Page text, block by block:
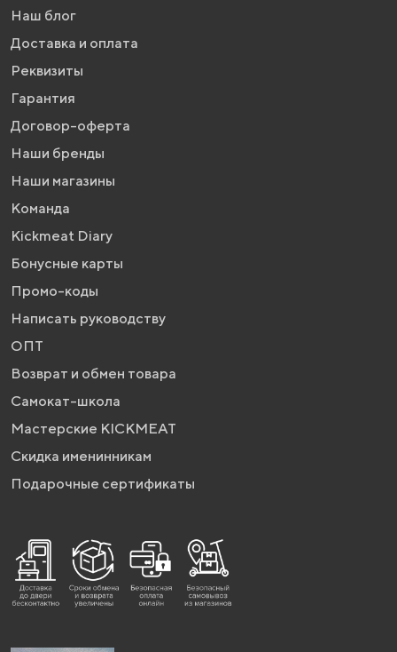
Наш блог
Доставка и оплата
Реквизиты
Гарантия
Договор-оферта
Наши бренды
Наши магазины
Команда
Kickmeat Diary
Бонусные карты
Промо-коды
Написать руководству
ОПТ
Возврат и обмен товара
Самокат-школа
Мастерские KICKMEAT
Скидка именинникам
Подарочные сертификаты